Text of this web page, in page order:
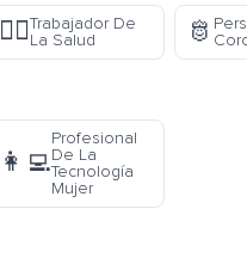
🧑‍⚕️Trabajador De
La Salud
🫅
👩‍💻
Profesional
De La
Tecnología
Mujer